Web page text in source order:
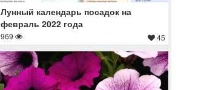
Лунный календарь посадок на
февраль 2022 года
969 45